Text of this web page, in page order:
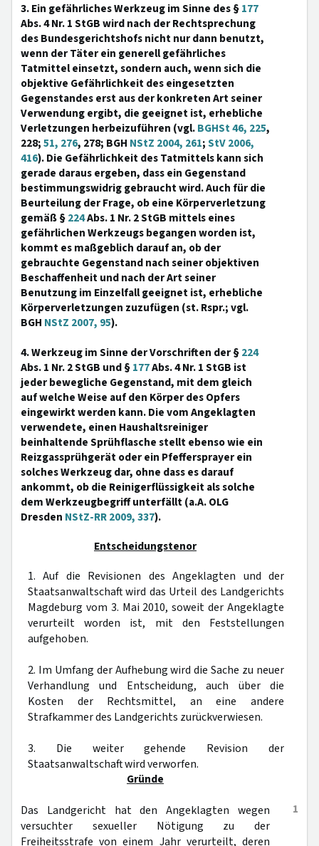
3. Ein gefährliches Werkzeug im Sinne des §177
Abs. 4 Nr. 1 StGB wird nach der Rechtsprechung
des Bundesgerichtshofs nicht nur dann benutzt,
wenn der Täter ein generell gefährliches
Tatmittel einsetzt, sondern auch, wenn sich die
objektive Gefährlichkeit des eingesetzten
Gegenstandes erst aus der konkreten Art seiner
Verwendung ergibt, die geeignet ist, erhebliche
Verletzungen herbeizuführen (vgl.BGHSt 46, 225,
228;51, 276, 278; BGH NStZ 2004, 261;StV 2006,
416). Die Gefährlichkeit des Tatmittels kann sich
gerade daraus ergeben, dass ein Gegenstand
bestimmungswidrig gebraucht wird. Auch für die
Beurteilung der Frage, ob eine Körperverletzung
gemäß §224Abs. 1 Nr. 2 StGB mittels eines
gefährlichen Werkzeugs begangen worden ist,
kommt es maßgeblich darauf an, ob der
gebrauchte Gegenstand nach seiner objektiven
Beschaffenheit und nach der Art seiner
Benutzung im Einzelfall geeignet ist, erhebliche
Körperverletzungen zuzufügen (st. Rspr.; vgl.
BGH NStZ 2007, 95).
4. Werkzeug im Sinne der Vorschriften der §224
Abs. 1 Nr. 2 StGB und §177Abs. 4 Nr. 1 StGB ist
jeder bewegliche Gegenstand, mit dem gleich
auf welche Weise auf den Körper des Opfers
eingewirkt werden kann. Die vom Angeklagten
verwendete, einen Haushaltsreiniger
beinhaltende Sprühflasche stellt ebenso wie ein
Reizgassprühgerät oder ein Pfeffersprayer ein
solches Werkzeug dar, ohne dass es darauf
ankommt, ob die Reinigerflüssigkeit als solche
dem Werkzeugbegriff unterfällt (a.A. OLG
Dresden NStZ-RR 2009, 337).
Entscheidungstenor
1. Auf die Revisionen des Angeklagten und der
Staatsanwaltschaft wird das Urteil des Landgerichts
Magdeburg vom 3. Mai 2010, soweit der Angeklagte
verurteilt worden ist, mit den Feststellungen
aufgehoben.
2. Im Umfang der Aufhebung wird die Sache zu neuer
Verhandlung und Entscheidung, auch über die
Kosten der Rechtsmittel, an eine andere
Strafkammer des Landgerichts zurückverwiesen.
3. Die weiter gehende Revision der
Staatsanwaltschaft wird verworfen.
Gründe
1
Das Landgericht hat den Angeklagten wegen
versuchter sexueller Nötigung zu der
Freiheitsstrafe von einem Jahr verurteilt, deren